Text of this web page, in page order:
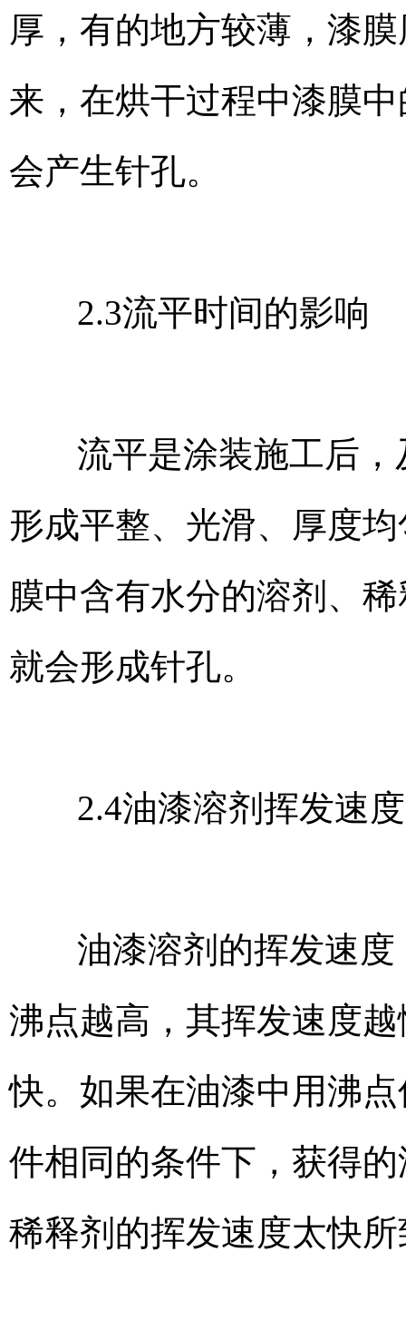
厚，有的地方较薄，漆
来，在烘干过程中漆膜
会产生针孔。
2.3流平时间的影响
流平是涂装施工后，
形成平整、光滑、厚度
膜中含有水分的溶剂、
就会形成针孔。
2.4油漆溶剂挥发速
油漆溶剂的挥发速度
沸点越高，其挥发速度
快。如果在油漆中用沸
件相同的条件下，获得
稀释剂的挥发速度太快